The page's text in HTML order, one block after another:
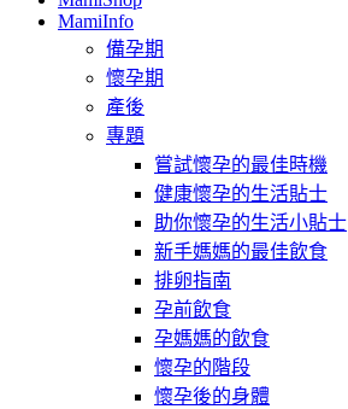
MamiInfo
備孕期
懷孕期
產後
專題
嘗試懷孕的最佳時機
健康懷孕的生活貼士
助你懷孕的生活小貼士
新手媽媽的最佳飲食
排卵指南
孕前飲食
孕媽媽的飲食
懷孕的階段
懷孕後的身體